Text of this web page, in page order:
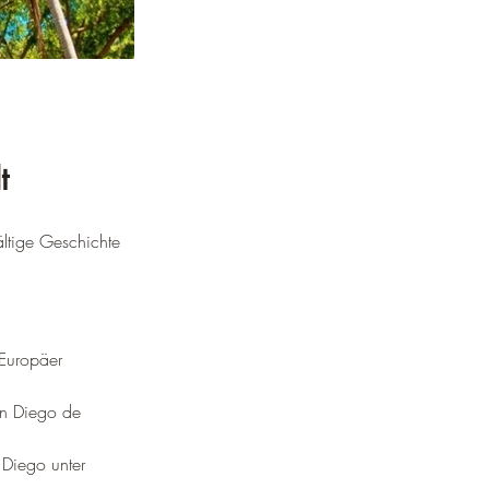
Geschichte
Diego de
unter